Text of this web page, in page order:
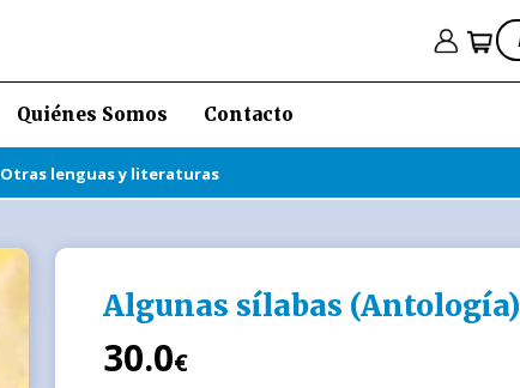
Quiénes Somos Contacto
Otras lenguas y literaturas
Algunas sílabas (Antología)
30.0€